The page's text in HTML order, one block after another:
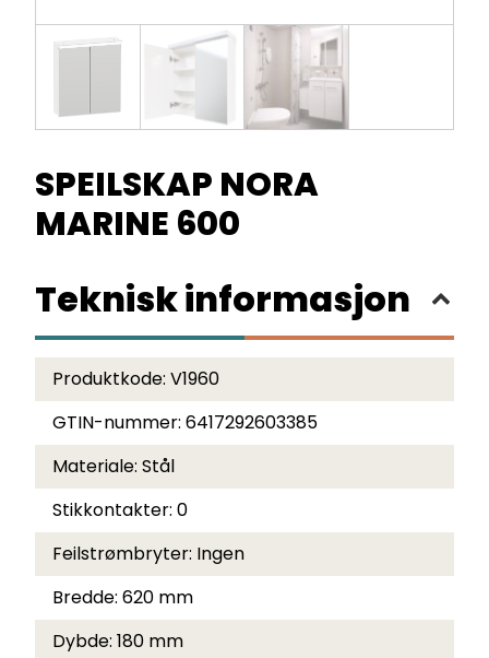
SPEILSKAP NORA
MARINE 600
Teknisk informasjon
Produktkode: V1960
GTIN-nummer: 6417292603385
Materiale: Stål
Stikkontakter: 0
Feilstrømbryter: Ingen
Bredde: 620 mm
Dybde: 180 mm